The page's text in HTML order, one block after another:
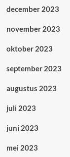
december 2023
november 2023
oktober 2023
september 2023
augustus 2023
juli 2023
juni 2023
mei 2023